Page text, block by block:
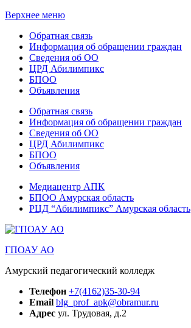
Верхнее меню
Обратная связь
Информация об обращении граждан
Сведения об ОО
ЦРД Абилимпикс
БПОО
Объявления
Обратная связь
Информация об обращении граждан
Сведения об ОО
ЦРД Абилимпикс
БПОО
Объявления
Медиацентр АПК
БПОО Амурская область
РЦД “Абилимпикс” Амурская область
ГПОАУ АО
Амурский педагогический колледж
Телефон +7(4162)35-30-94
Email blg_prof_apk@obramur.ru
Адрес ул. Трудовая, д.2